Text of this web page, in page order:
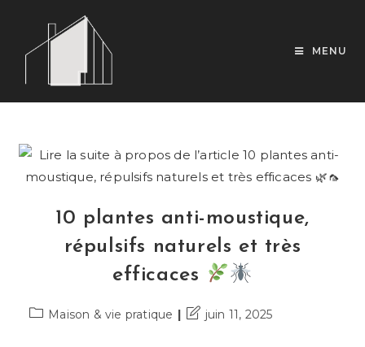
content
MENU
10 plantes anti-moustique,
répulsifs naturels et très
efficaces
PostMaison & vie pratique
Dernière
juin 11, 2025